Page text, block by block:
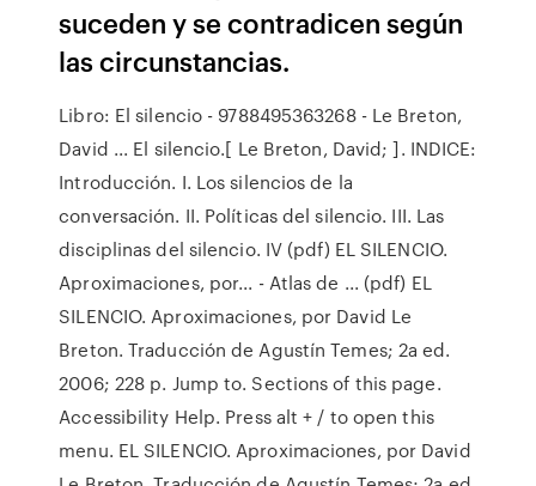
suceden y se contradicen según
las circunstancias.
Libro: El silencio - 9788495363268 - Le Breton,
David ... El silencio.[ Le Breton, David; ]. INDICE:
Introducción. I. Los silencios de la
conversación. II. Políticas del silencio. III. Las
disciplinas del silencio. IV (pdf) EL SILENCIO.
Aproximaciones, por... - Atlas de ... (pdf) EL
SILENCIO. Aproximaciones, por David Le
Breton. Traducción de Agustín Temes; 2a ed.
2006; 228 p. Jump to. Sections of this page.
Accessibility Help. Press alt + / to open this
menu. EL SILENCIO. Aproximaciones, por David